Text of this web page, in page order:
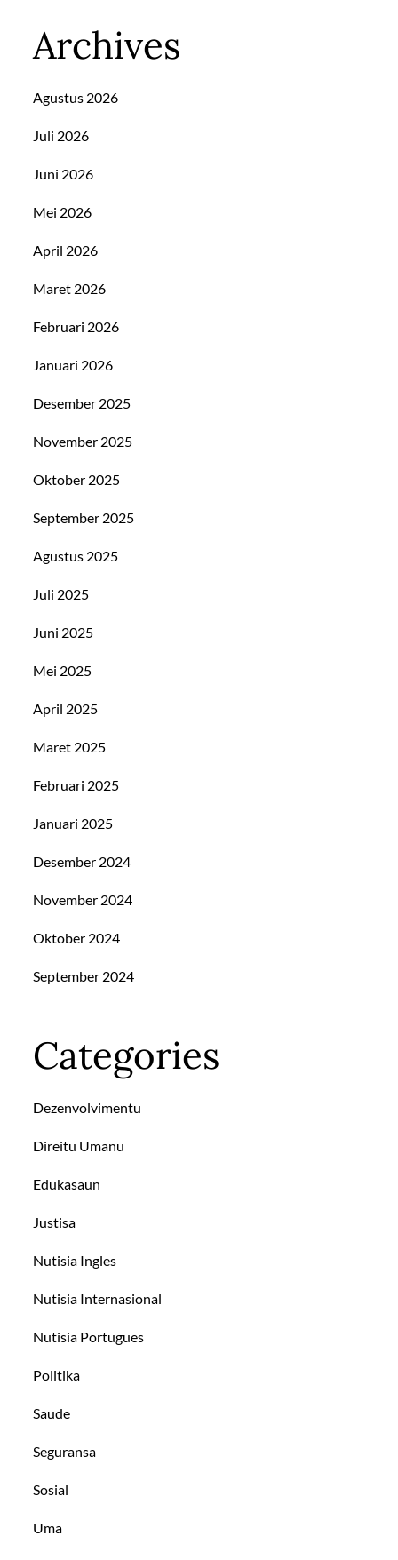
Archives
Agustus 2026
Juli 2026
Juni 2026
Mei 2026
April 2026
Maret 2026
Februari 2026
Januari 2026
Desember 2025
November 2025
Oktober 2025
September 2025
Agustus 2025
Juli 2025
Juni 2025
Mei 2025
April 2025
Maret 2025
Februari 2025
Januari 2025
Desember 2024
November 2024
Oktober 2024
September 2024
Categories
Dezenvolvimentu
Direitu Umanu
Edukasaun
Justisa
Nutisia Ingles
Nutisia Internasional
Nutisia Portugues
Politika
Saude
Seguransa
Sosial
Uma